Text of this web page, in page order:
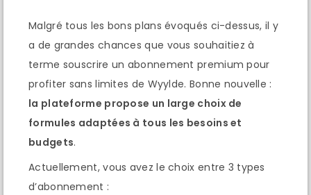
Malgré tous les bons plans évoqués ci-dessus, il y
a de grandes chances que vous souhaitiez à
terme souscrire un abonnement premium pour
profiter sans limites de Wyylde. Bonne nouvelle :
la plateforme propose un large choix de
formules adaptées à tous les besoins et
budgets.
Actuellement, vous avez le choix entre 3 types
d’abonnement :